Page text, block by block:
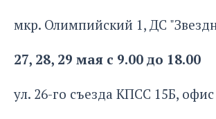
мкр. Олимпийский 1, ДС
27, 28, 29 мая с 9.00 до 18.00
ул. 26-го съезда КПСС 15Б,